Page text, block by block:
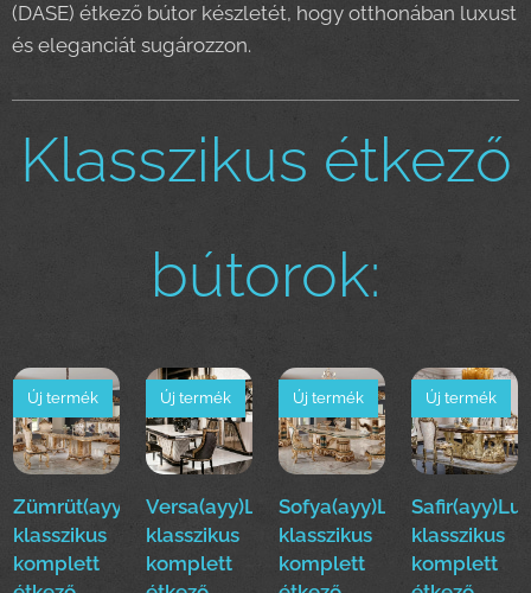
(DASE) étkező bútor készletét, hogy otthonában luxust
és eleganciát sugározzon.
Klasszikus étkező
bútorok:
Zümrüt(ayy)Luxus
klasszikus
komplett
Új termék
Versa(ayy)Luxus
klasszikus
komplett
Új termék
Sofya(ayy)Luxus
klasszikus
komplett
Új termék
klasszikus
komplett
Új termék